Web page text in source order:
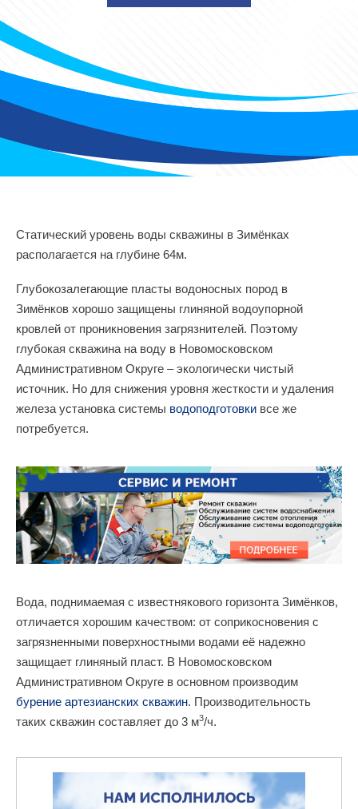
Статический уровень воды скважины в Зимёнках
располагается на глубине 64м.
Глубокозалегающие пласты водоносных пород в
Зимёнков хорошо защищены глиняной водоупорной
кровлей от проникновения загрязнителей. Поэтому
глубокая скважина на воду в Новомосковском
Административном Округе – экологически чистый
источник. Но для снижения уровня жесткости и удаления
железа установка системы водоподготовки все же
потребуется.
Вода, поднимаемая с известнякового горизонта Зимёнков,
отличается хорошим качеством: от соприкосновения с
загрязненными поверхностными водами её надежно
защищает глиняный пласт. В Новомосковском
Административном Округе в основном производим
бурение артезианских скважин. Производительность
таких скважин составляет до 3 м3/ч.